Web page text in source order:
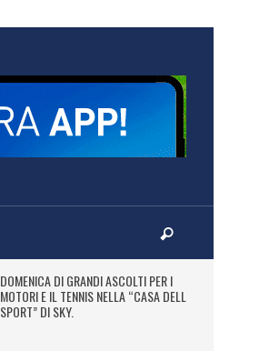
DOMENICA DI GRANDI ASCOLTI PER I
MOTORI E IL TENNIS NELLA “CASA DELLO
SPORT” DI SKY.